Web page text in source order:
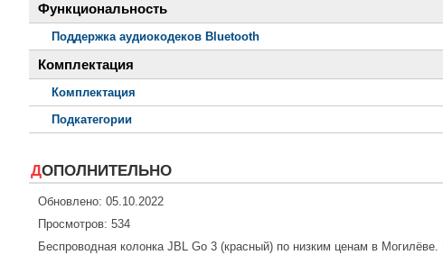
Функциональность
Поддержка аудиокодеков Bluetooth
Комплектация
Комплектация
Подкатегории
ДОПОЛНИТЕЛЬНО
Обновлено: 05.10.2022
Просмотров: 534
Беспроводная колонка JBL Go 3 (красный) по низким ценам в Могилёве.